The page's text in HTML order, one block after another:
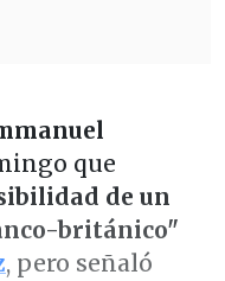
que
de un
británico"
, pero señaló